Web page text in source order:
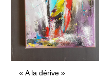
« A la dérive »